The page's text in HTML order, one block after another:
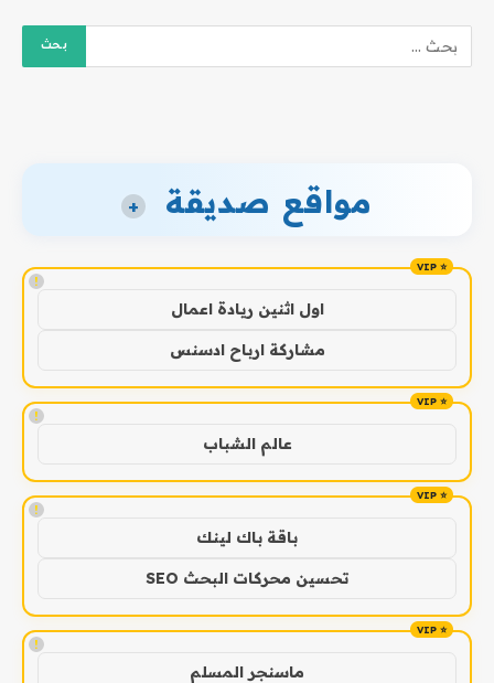
مواقع صديقة +
!
اول اثنين ريادة اعمال
مشاركة ارباح ادسنس
!
عالم الشباب
!
باقة باك لينك
تحسين محركات البحث SEO
!
ماسنجر المسلم